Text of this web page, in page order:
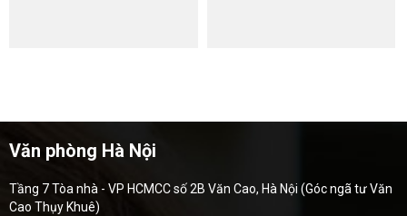
Văn phòng Hà Nội
Tầng 7 Tòa nhà - VP HCMCC số 2B Văn Cao, Hà Nội (Góc ngã tư Văn
Cao Thụy Khuê)